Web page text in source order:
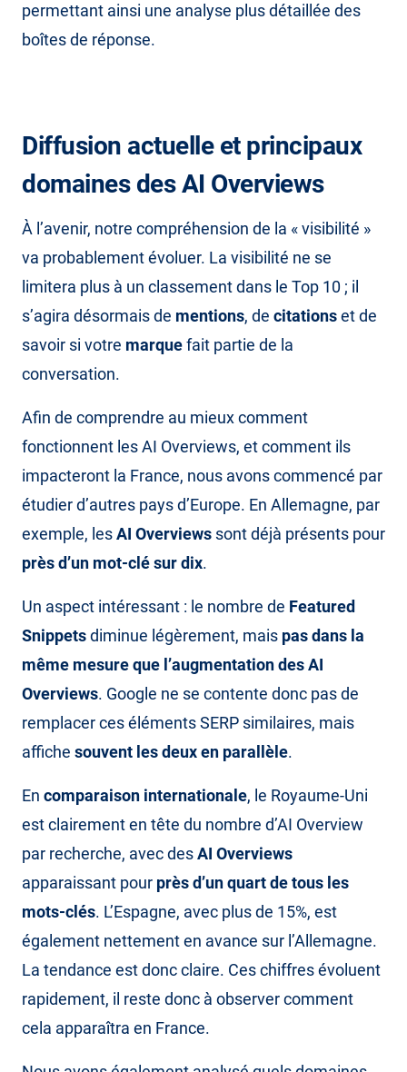
permettant ainsi une analyse plus détaillée des
boîtes de réponse.
Diffusion actuelle et principaux
domaines des AI Overviews
À l’avenir, notre compréhension de la « visibilité »
va probablement évoluer. La visibilité ne se
limitera plus à un classement dans le Top 10 ; il
s’agira désormais de mentions, de citationset de
savoir si votre marquefait partie de la
conversation.
Afin de comprendre au mieux comment
fonctionnent les AI Overviews, et comment ils
impacteront la France, nous avons commencé par
étudier d’autres pays d’Europe. En Allemagne, par
exemple, lesAI Overviews sont déjà présents pour
près d’un mot-clé sur dix.
Un aspect intéressant : le nombre de Featured
Snippetsdiminue légèrement, mais pas dans la
même mesure que l’augmentation des AI
Overviews. Google ne se contente donc pas de
remplacer ces éléments SERP similaires, mais
affiche souvent les deux en parallèle.
En comparaison internationale, le Royaume-Uni
est clairement en tête du nombre d’AI Overview
par recherche, avec desAI Overviews
apparaissant pour près d’un quart de tous les
mots-clés. L’Espagne, avec plus de 15%, est
également nettement en avance sur l’Allemagne.
La tendance est donc claire. Ces chiffres évoluent
rapidement, il reste donc à observer comment
cela apparaîtra en France.